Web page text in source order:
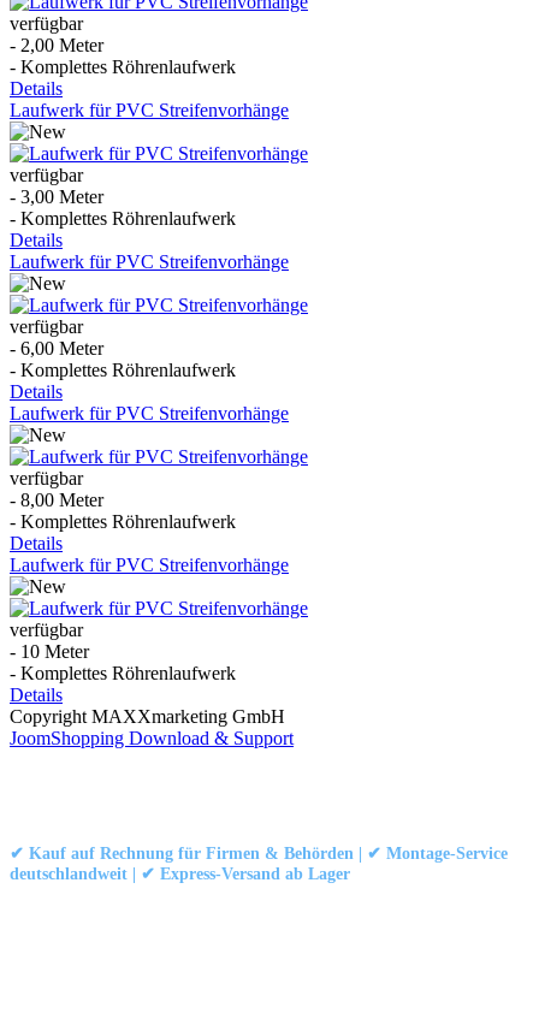
verfügbar
- 2,00 Meter
- Komplettes Röhrenlaufwerk
Details
Laufwerk für PVC Streifenvorhänge
verfügbar
- 3,00 Meter
- Komplettes Röhrenlaufwerk
Details
Laufwerk für PVC Streifenvorhänge
verfügbar
- 6,00 Meter
- Komplettes Röhrenlaufwerk
Details
Laufwerk für PVC Streifenvorhänge
verfügbar
- 8,00 Meter
- Komplettes Röhrenlaufwerk
Details
Laufwerk für PVC Streifenvorhänge
verfügbar
- 10 Meter
- Komplettes Röhrenlaufwerk
Details
Copyright MAXXmarketing GmbH
JoomShopping Download & Support
✔ Kauf auf Rechnung für Firmen & Behörden | ✔ Montage-Service
deutschlandweit | ✔ Express-Versand ab Lager